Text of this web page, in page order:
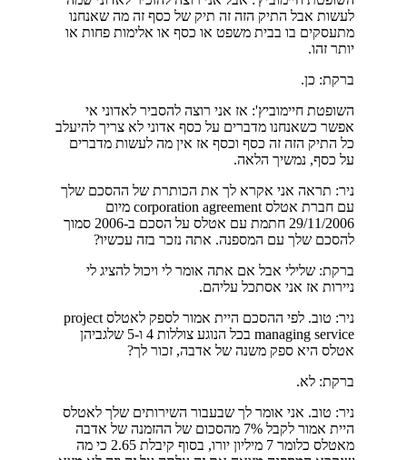
לעשות אבל התיק הזה זה תיק של כסף זה מה שאנחנו
מתעסקים בו בבית משפט או כסף או אלימות פחות או
יותר זהו.
ברקת: כן.
השופטת חיימוביץ': אז אני רוצה להסביר לאדוני אי
אפשר כשאנחנו מדברים על כסף אדוני לא צריך להיעלב
כל התיק הזה זה כסף וכסף אז אין מה לעשות מדברים
על כסף, נמשיך הלאה.
ניר: תראה אני אקרא לך את הכותרת של ההסכם שלך
עם חברת אטלס corporation agreement מיום
29/11/2006 חתמת עם אטלס על הסכם ב-2006 סמוך
להסכם שלך עם המספנה. אתה נזכר בזה עכשיו?
ברקת: שלילי אבל אם אתה אומר לי ויכול להציג לי
ניירות אז אני אסתכל עליהם.
ניר: טוב. לפי ההסכם היית אמור לספק לאטלס project
managing service בכל הנוגע צוללות 4 ו-5 שלגביהן
אטלס היא ספק משנה של אדבה, זכור לך?
ברקת: לא.
ניר: טוב. אני אומר לך שבעבור השירותים שלך לאטלס
היית אמור לקבל 7% מהסכום של ההזמנה של אדבה
מאטלס כלומר 7 מיליון יורו, בסוף קיבלת 2.65 כי מה